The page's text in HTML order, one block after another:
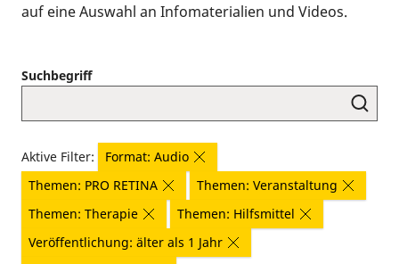
auf eine Auswahl an Infomaterialien und Videos.
Suchbegriff
Aktive Filter:
Format: Audio
Themen: PRO RETINA
Themen: Veranstaltung
Themen: Therapie
Themen: Hilfsmittel
Veröffentlichung: älter als 1 Jahr